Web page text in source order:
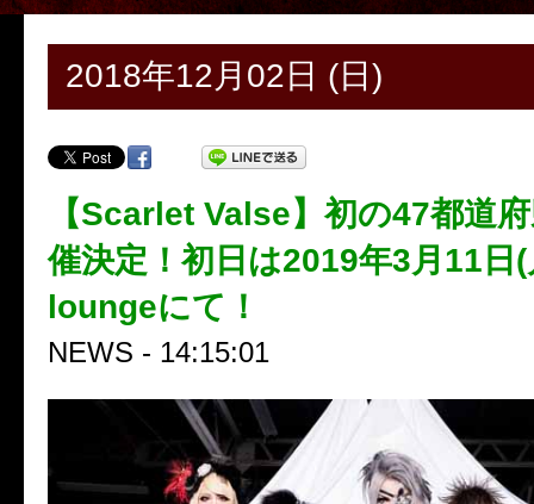
2018年12月02日 (日)
【Scarlet Valse】初の47都道
催決定！初日は2019年3月11日
loungeにて！
NEWS - 14:15:01